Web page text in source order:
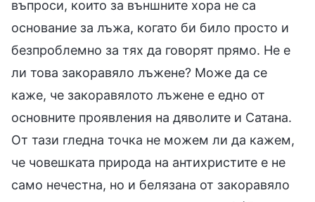
въпроси, които за външните хора не са
основание за лъжа, когато би било просто и
безпроблемно за тях да говорят прямо. Не е
ли това закоравяло лъжене? Може да се
каже, че закоравялото лъжене е едно от
основните проявления на дяволите и Сатана.
От тази гледна точка не можем ли да кажем,
че човешката природа на антихристите е не
само нечестна, но и белязана от закоравяло